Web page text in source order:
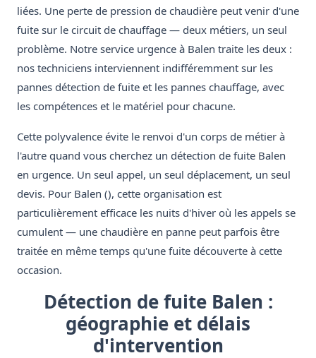
liées. Une perte de pression de chaudière peut venir d'une
fuite sur le circuit de chauffage — deux métiers, un seul
problème. Notre service urgence à Balen traite les deux :
nos techniciens interviennent indifféremment sur les
pannes détection de fuite et les pannes chauffage, avec
les compétences et le matériel pour chacune.
Cette polyvalence évite le renvoi d'un corps de métier à
l'autre quand vous cherchez un détection de fuite Balen
en urgence. Un seul appel, un seul déplacement, un seul
devis. Pour Balen (), cette organisation est
particulièrement efficace les nuits d'hiver où les appels se
cumulent — une chaudière en panne peut parfois être
traitée en même temps qu'une fuite découverte à cette
occasion.
Détection de fuite Balen :
géographie et délais
d'intervention